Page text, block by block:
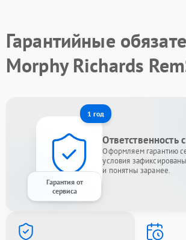
Гарантийные
Morphy Richards
1 год
Гарантия от
сервиса
Ответственность
Оформляем гарантию
условия
и понятны заранее.